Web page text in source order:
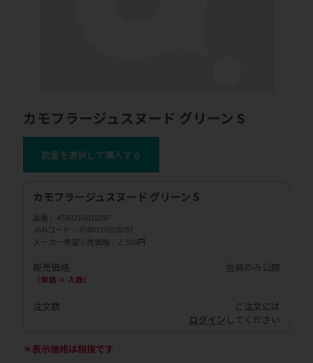
カモフラージュスヌード グリーン S
数量を選択して購入する
カモフラージュスヌード グリーン S
品番
4580216028297
JANコード
4580216028297
メーカー希望小売価格
2,500円
販売価格
（単価 × 入数）
会員のみ公開
注文数
ご注文には
ログイン してください
＊表示価格は税抜です